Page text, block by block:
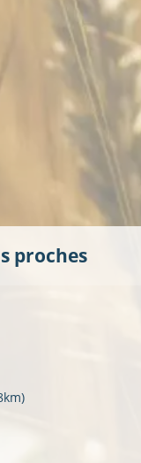
proches